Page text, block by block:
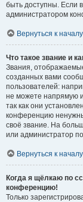
быть доступны. Если
администратором
Вернуться к началу
Что такое звание и
Звания,
созданных вами
пользователей:
не можете напрямую
так как они
конференцию
своё звание. На
или администратор
Вернуться к началу
Когда я щёлкаю по
конференцию!
Только